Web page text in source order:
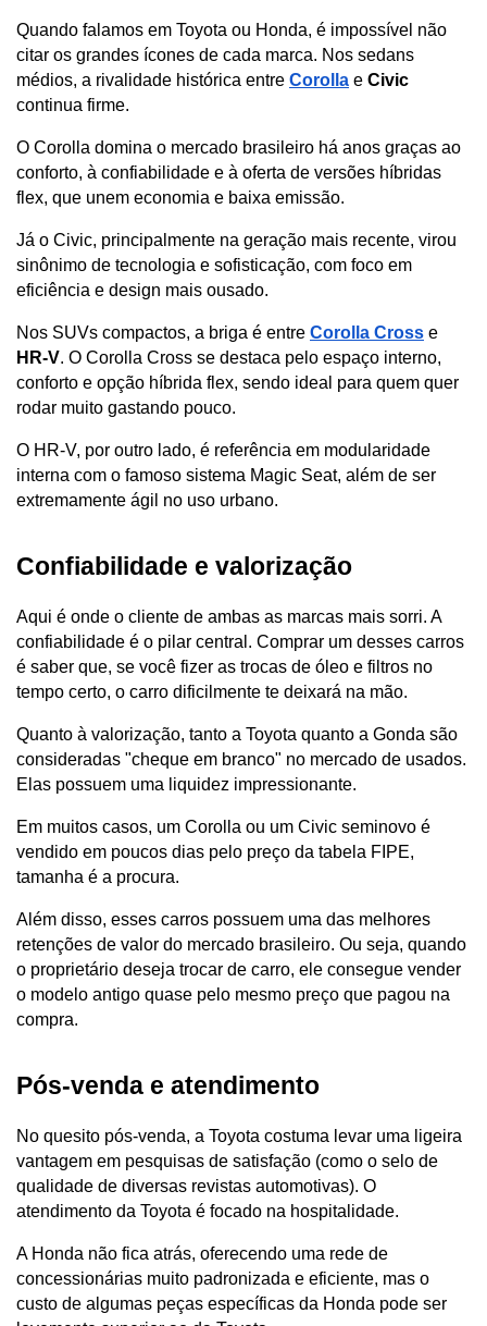
Quando falamos em Toyota ou Honda, é impossível não
citar os grandes ícones de cada marca. Nos sedans
médios, a rivalidade histórica entre Corolla e
continua firme.
O Corolla domina o mercado brasileiro há anos graças ao
conforto, à confiabilidade e à oferta de versões híbridas
flex, que unem economia e baixa emissão.
Já o Civic, principalmente na geração mais recente, virou
sinônimo de tecnologia e sofisticação, com foco em
eficiência e design mais ousado.
Nos SUVs compactos, a briga é entre Corolla Cross
HR-V. O Corolla Cross se destaca pelo espaço interno,
conforto e opção híbrida flex, sendo ideal para quem quer
rodar muito gastando pouco.
O HR-V, por outro lado, é referência em modularidade
interna com o famoso sistema Magic Seat, além de ser
extremamente ágil no uso urbano.
Confiabilidade e valorização
Aqui é onde o cliente de ambas as marcas mais sorri. A
confiabilidade é o pilar central. Comprar um desses carros
é saber que, se você fizer as trocas de óleo e filtros no
tempo certo, o carro dificilmente te deixará na mão.
Quanto à valorização, tanto a Toyota quanto a Gonda são
consideradas "cheque em branco" no mercado de usados.
Elas possuem uma liquidez impressionante.
Em muitos casos, um Corolla ou um Civic seminovo é
vendido em poucos dias pelo preço da tabela FIPE,
tamanha é a procura.
Além disso, esses carros possuem uma das melhores
retenções de valor do mercado brasileiro. Ou seja, quando
o proprietário deseja trocar de carro, ele consegue vender
o modelo antigo quase pelo mesmo preço que pagou na
compra.
Pós-venda e atendimento
No quesito pós-venda, a Toyota costuma levar uma ligeira
vantagem em pesquisas de satisfação (como o selo de
qualidade de diversas revistas automotivas). O
atendimento da Toyota é focado na hospitalidade.
A Honda não fica atrás, oferecendo uma rede de
concessionárias muito padronizada e eficiente, mas o
custo de algumas peças específicas da Honda pode ser